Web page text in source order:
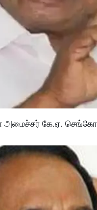
அமைச்சர் கே.ஏ.